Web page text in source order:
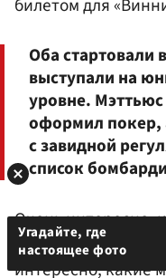
билетом для
Оба стартовали
выступали на
уровне.
оформил покер,
с завидной
список
Очень интересно,
развиваться их
интересно, какие
Угадайте, где
настоящее фото